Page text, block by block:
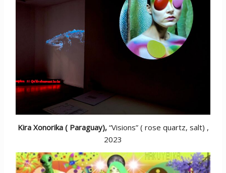
Kira Xonorika ( Paraguay), “Visions” ( rose quartz, salt) ,
2023